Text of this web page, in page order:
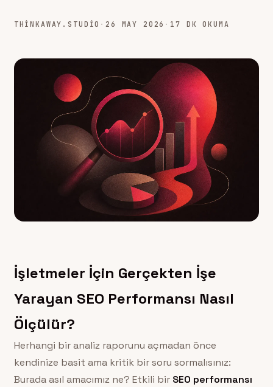
THINKAWAY.STUDIO ·26 MAY 2026 · 17 DK OKUMA
İşletmeler İçin Gerçekten İşe
Yarayan SEO Performansı Nasıl
Ölçülür?
Herhangi bir analiz raporunu açmadan önce
kendinize basit ama kritik bir soru sormalısınız:
Burada asıl amacımız ne? Etkili bir SEO performansı